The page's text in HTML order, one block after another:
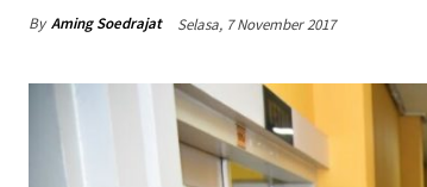
By Aming Soedrajat Selasa, 7 November 2017